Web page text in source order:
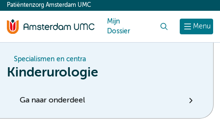
content
Menu
Patiëntenzorg Amsterdam UMC
Mijn
Dossier
Specialismen en centra
Kinderurologie
Ga naar onderdeel